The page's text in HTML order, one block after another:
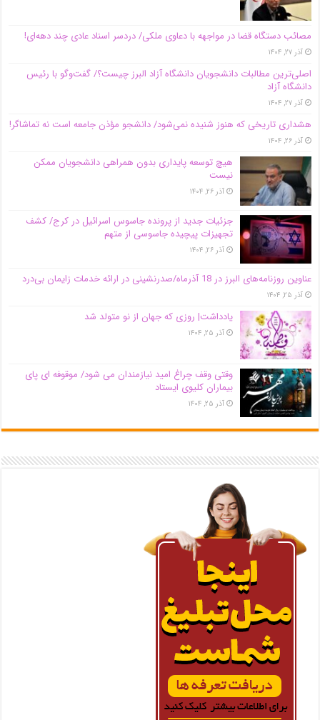
مصائب دستگاه قضا در مواجهه با دعاوی ملکی/ دردسر اسناد عادی چند‌ دهه‌ای!
آذر ۲۷, ۱۴۰۴
اصلی‌ترین مطالبات دانشجویان دانشگاه آزاد البرز چیست؟/ گفت‌وگو با رئیس
دانشگاه آز‌اد
آذر ۲۷, ۱۴۰۴
هشداری تاریخی که هنوز شنیده نمی‌شود/ دانشجو مؤذن جامعه است نه تماشاگر!
آذر ۲۶, ۱۴۰۴
هیچ توسعه پایداری بدون همراهی دانشجویان ممکن
نیست
آذر ۲۶, ۱۴۰۴
جزئیات جدید از پرونده جاسوس اسرائیل در کرج/‌ کشف
تجهیزات پیچیده جاسوسی از متهم
آذر ۲۶, ۱۴۰۴
عناوین روزنامه‌های البرز در ‌18 آذرماه/صدرنشینی در ارائه خدمات زایمان بی‌درد
آذر ۲۵, ۱۴۰۴
یادداشت| روزی که جهان از نو متولد شد
آذر ۲۵, ۱۴۰۴
وقتی وقف چراغ امید نیازمندان می شود/ موقوفه ای پای
بیماران کلیوی ایستاد
آذر ۲۵, ۱۴۰۴